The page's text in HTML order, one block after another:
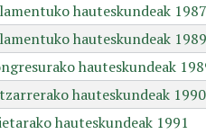
hauteskundeak 1987
hauteskundeak 1989
hauteskundeak
hauteskundeak 1990
hauteskundeak 1991